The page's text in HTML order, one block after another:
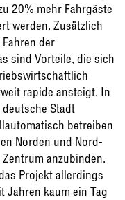
20% mehr Fahrgäste
werden. Zusätzlich
der
sind Vorteile, die sich
rapide ansteigt. In
Stadt
betreiben
Norden und Nord­
anzubinden.
Projekt allerdings
Jahren kaum ein Tag